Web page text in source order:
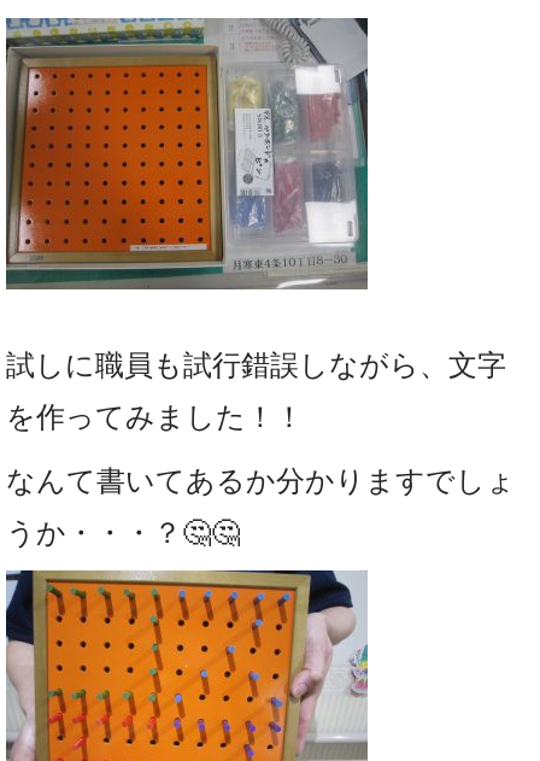
試しに職員も試行錯誤しながら、文字
を作ってみました！！
なんて書いてあるか分かりますでしょ
うか・・・？🤔🤔